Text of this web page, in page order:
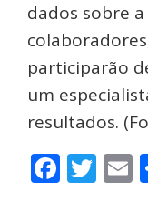
dados sobre
participarão
um
resultados.